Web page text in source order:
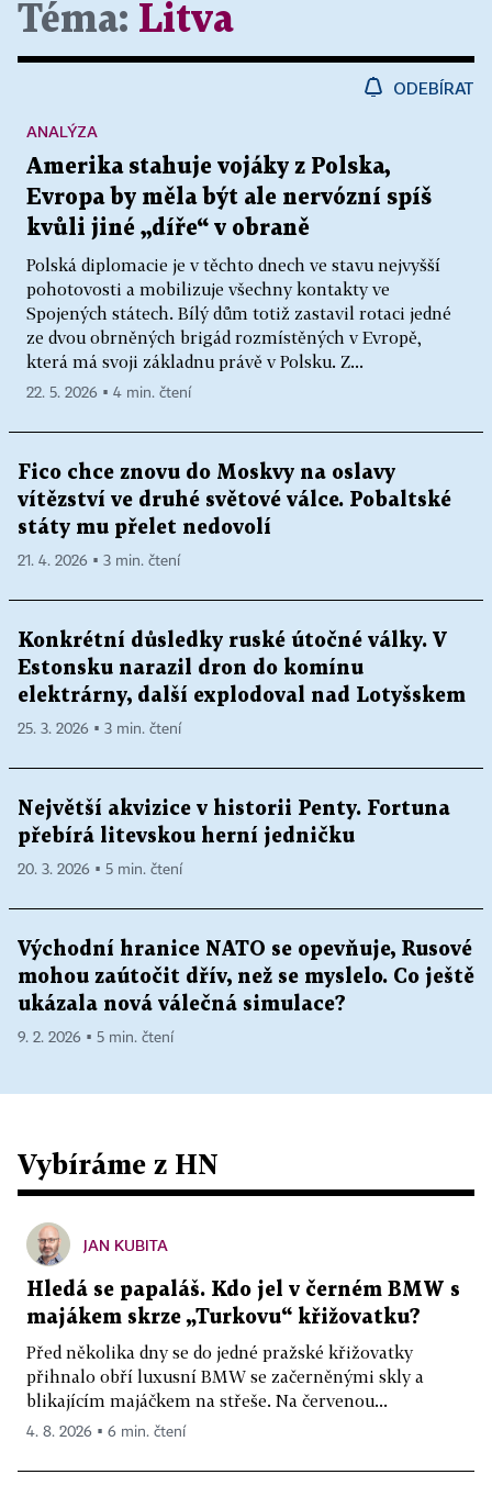
Téma: Litva
ODEBÍRAT
Amerika stahuje vojáky z Polska,
Evropa by měla být ale nervózní spíš
kvůli jiné „díře“ v obraně
Polská diplomacie je v těchto dnech ve stavu nejvyšší
pohotovosti a mobilizuje všechny kontakty ve
Spojených státech. Bílý dům totiž zastavil rotaci jedné
ze dvou obrněných brigád rozmístěných v Evropě,
která má svoji základnu právě v Polsku. Z...
ANALÝZA
22. 5. 2026 ▪ 4 min. čtení
Fico chce znovu do Moskvy na oslavy
vítězství ve druhé světové válce. Pobaltské
státy mu přelet nedovolí
21. 4. 2026 ▪ 3 min. čtení
Konkrétní důsledky ruské útočné války. V
Estonsku narazil dron do komínu
elektrárny, další explodoval nad Lotyšskem
25. 3. 2026 ▪ 3 min. čtení
Největší akvizice v historii Penty. Fortuna
přebírá litevskou herní jedničku
20. 3. 2026 ▪ 5 min. čtení
Východní hranice NATO se opevňuje, Rusové
mohou zaútočit dřív, než se myslelo. Co ještě
ukázala nová válečná simulace?
9. 2. 2026 ▪ 5 min. čtení
Vybíráme z HN
JAN KUBITA
Hledá se papaláš. Kdo jel v černém BMW s
majákem skrze „Turkovu“ křižovatku?
Před několika dny se do jedné pražské křižovatky
přihnalo obří luxusní BMW se začerněnými skly a
blikajícím majáčkem na střeše. Na červenou...
4. 8. 2026 ▪ 6 min. čtení